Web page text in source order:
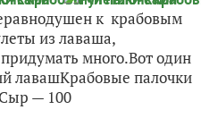
к крабовым
из лаваша,
много.Вот один
лавашКрабовые палочки
— 100